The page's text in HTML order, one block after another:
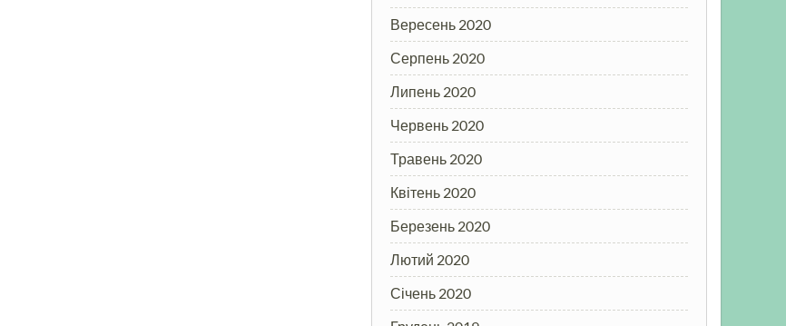
Вересень 2020
Серпень 2020
Липень 2020
Червень 2020
Травень 2020
Квітень 2020
Березень 2020
Лютий 2020
Січень 2020